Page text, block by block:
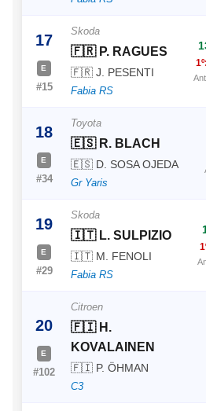
17
E
#15
Skoda
🇫🇷 P. RAGUES
🇫🇷 J. PESENTI
Fabia RS
18
E
#34
Toyota
🇪🇸 R. BLACH
🇪🇸 D. SOSA OJEDA
Gr Yaris
19
E
#29
Skoda
🇮🇹 L. SULPIZIO
🇮🇹 M. FENOLI
Fabia RS
20
E
#102
Citroen
🇫🇮 H.
KOVALAINEN
🇫🇮 P. ÖHMAN
C3